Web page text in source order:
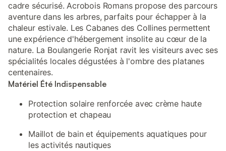
cadre sécurisé. Acrobois Romans propose des parcours
aventure dans les arbres, parfaits pour échapper à la
chaleur estivale. Les Cabanes des Collines permettent
une expérience d'hébergement insolite au cœur de la
nature. La Boulangerie Ronjat ravit les visiteurs avec ses
spécialités locales dégustées à l'ombre des platanes
centenaires.
Matériel Été Indispensable
Protection solaire renforcée avec crème haute
protection et chapeau
Maillot de bain et équipements aquatiques pour
les activités nautiques